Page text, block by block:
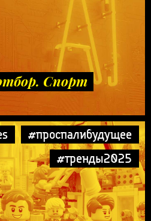
Спорт
#проспалибудущее
#тренды2025